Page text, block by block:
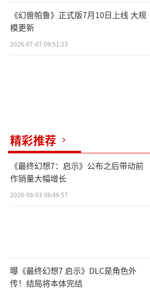
《幻兽帕鲁》正式版7月10日上线 大规
模更新
2026-07-07 09:51:23
精彩推荐
《最终幻想7：启示》公布之后带动前
作销量大幅增长
2026-08-03 09:46:57
曝《最终幻想7 启示》DLC是角色外
传！结局将本体完结